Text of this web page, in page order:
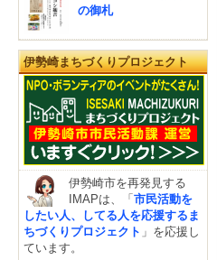
の御札
伊勢崎まちづくりプロジェクト
伊勢崎市を再発見する
IMAPは、「市民活動を
したい人、してる人を応援するま
ちづくりプロジェクト 」を応援し
ています。